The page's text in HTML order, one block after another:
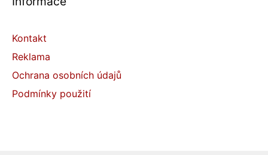
Kontakt
Reklama
Ochrana osobních údajů
Podmínky použití